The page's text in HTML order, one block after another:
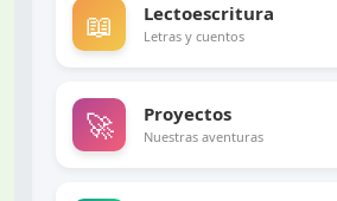
📖 Lectoescritura
Letras y cuentos
🚀 Proyectos
Nuestras aventuras